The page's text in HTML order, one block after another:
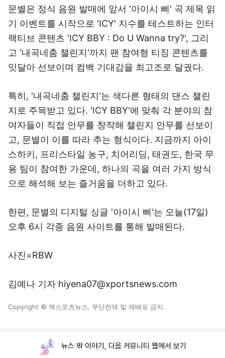
문별은 정식 음원 발매에 앞서 '아이시 삐' 곡 제목 읽
기 이벤트를 시작으로 'ICY' 지수를 테스트하는 인터
랙티브 콘텐츠 'ICY BBY : Do U Wanna try?', 그리
고 '내곡네춤 챌린지'까지 팬 참여형 티징 콘텐츠를
잇달아 선보이며 컴백 기대감을 최고조로 달궜다.
특히, '내곡네춤 챌린지'는 색다른 형태의 댄스 챌린
지로 주목받고 있다. 'ICY BBY'에 맞춰 각 분야의 참
여자들이 직접 안무를 창작해 챌린지 안무를 선보이
고, 문별이 이를 따라 추는 형식이다. 지금까지 아이
스하키, 프리스타일 농구, 치어리딩, 태권도, 한국 무
용 팀이 참여한 가운데, 하나의 곡을 여러 가지 방식
으로 해석해 보는 즐거움을 더하고 있다.
한편, 문별의 디지털 싱글 '아이시 삐'는 오늘(17일)
오후 6시 각종 음원 사이트를 통해 발매된다.
사진=RBW
김예나 기자 hiyena07@xportsnews.com
Copyright © 엑스포츠뉴스. 무단전재 및 재배포 금지.
뉴스 밖 이야기, 다음 커뮤니티 웹에서 보기